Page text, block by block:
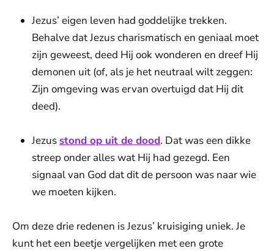
Jezus’ eigen leven had goddelijke trekken.
Behalve dat Jezus charismatisch en geniaal moet
zijn geweest, deed Hij ook wonderen en dreef Hij
demonen uit (of, als je het neutraal wilt zeggen:
Zijn omgeving was ervan overtuigd dat Hij dit
deed).
Jezus stond op uit de dood. Dat was een dikke
streep onder alles wat Hij had gezegd. Een
signaal van God dat dit de persoon was naar wie
we moeten kijken.
Om deze drie redenen is Jezus’ kruisiging uniek. Je
kunt het een beetje vergelijken met een grote